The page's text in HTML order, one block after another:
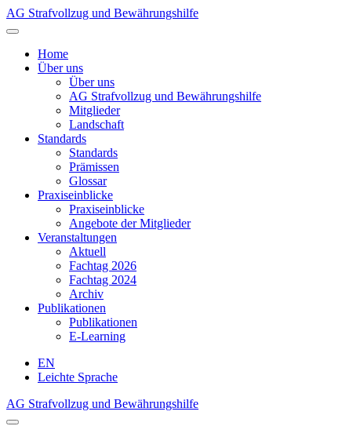
AG Strafvollzug und Bewährungshilfe
Home
Über uns
Über uns
AG Strafvollzug und Bewährungshilfe
Mitglieder
Landschaft
Standards
Standards
Prämissen
Glossar
Praxiseinblicke
Praxiseinblicke
Angebote der Mitglieder
Veranstaltungen
Aktuell
Fachtag 2026
Fachtag 2024
Archiv
Publikationen
Publikationen
E-Learning
EN
Leichte Sprache
AG Strafvollzug und Bewährungshilfe